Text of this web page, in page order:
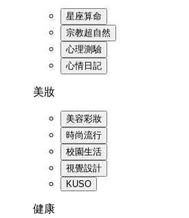
星座算命
宗教超自然
心理測驗
心情日記
美妝
美容彩妝
時尚流行
校園生活
視覺設計
KUSO
健康